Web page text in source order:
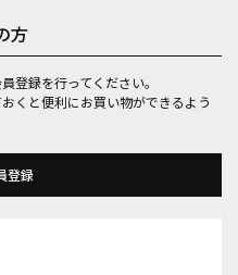
方
登録を行ってください。
くと便利にお買い物ができるよう